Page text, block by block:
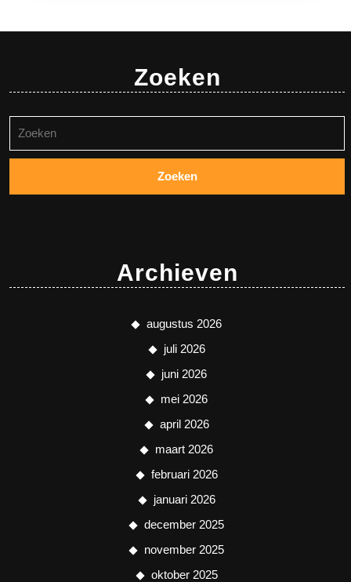
Zoeken
naar:
Archieven
augustus 2026
juli 2026
juni 2026
mei 2026
april 2026
maart 2026
februari 2026
januari 2026
december 2025
november 2025
oktober 2025